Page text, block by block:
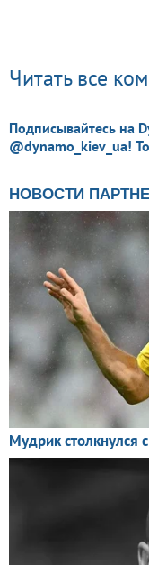
Читать все
Подписывайтесь на
@dynamo_kiev_ua!